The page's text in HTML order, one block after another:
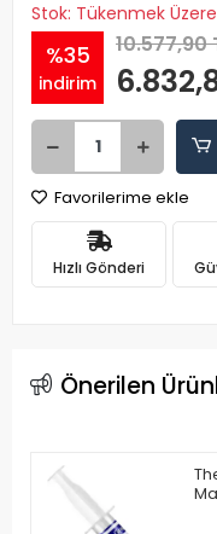
Stok: Tükenmek Üzere
%35
indirim
10.577,90
Favorilerime ekle
Hızlı Gönderi
Önerilen